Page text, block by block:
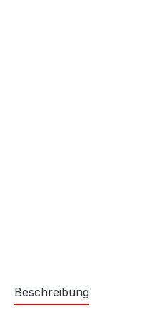
Beschreibung